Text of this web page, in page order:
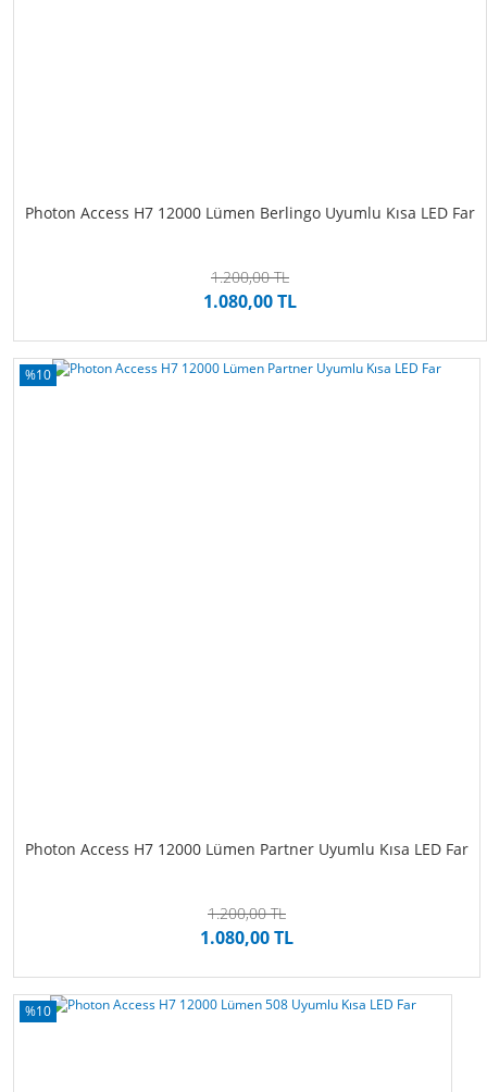
Photon Access H7 12000 Lümen Berlingo Uyumlu Kısa LED Far
1.200,00 TL
1.080,00 TL
%10
Photon Access H7 12000 Lümen Partner Uyumlu Kısa LED Far
1.200,00 TL
1.080,00 TL
%10